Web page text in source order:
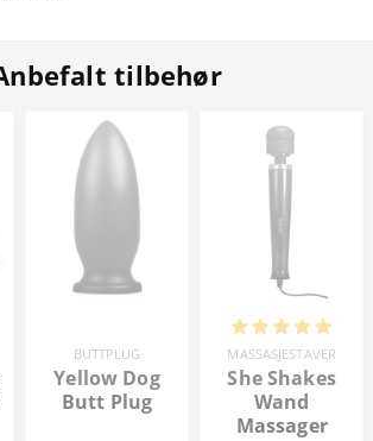
tilbehør
BUTTPLUG
Yellow Dog
Butt Plug
MASSASJESTAVER
She Shakes
Wand
Massager